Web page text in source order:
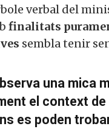
verbal del
finalitats
sembla tenir
una mica
el context de
es poden